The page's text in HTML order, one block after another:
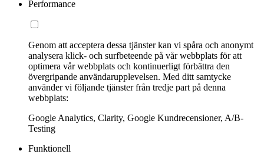
Performance
Genom att acceptera dessa tjänster kan vi spåra och anonymt
analysera klick- och surfbeteende på vår webbplats för att
optimera vår webbplats och kontinuerligt förbättra den
övergripande användarupplevelsen. Med ditt samtycke
använder vi följande tjänster från tredje part på denna
webbplats:
Google Analytics, Clarity, Google Kundrecensioner, A/B-
Testing
Funktionell